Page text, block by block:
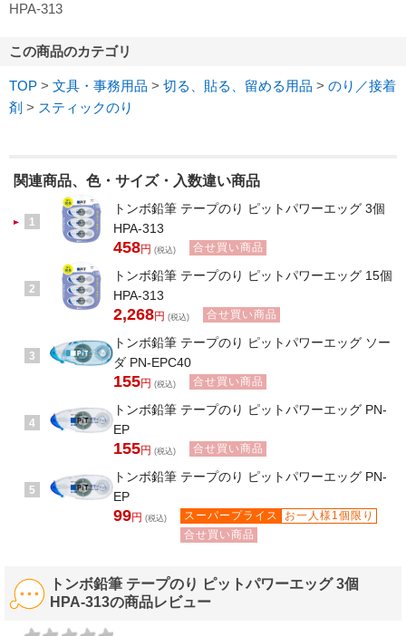
HPA-313
この商品のカテゴリ
TOP > 文具・事務用品 > 切る、貼る、留める用品 > のり／接着
剤 > スティックのり
関連商品、色・サイズ・入数違い商品
1
トンボ鉛筆 テープのり ピットパワーエッグ 3個
HPA-313
458円 (税込) 合せ買い商品
2
トンボ鉛筆 テープのり ピットパワーエッグ 15個
HPA-313
2,268円 (税込) 合せ買い商品
3
トンボ鉛筆 テープのり ピットパワーエッグ ソー
ダ PN-EPC40
155円 (税込) 合せ買い商品
4
トンボ鉛筆 テープのり ピットパワーエッグ PN-
EP
155円 (税込) 合せ買い商品
5
トンボ鉛筆 テープのり ピットパワーエッグ PN-
EP
99円 (税込) スーパープライス
お一人様1個限り
合せ買い商品
トンボ鉛筆 テープのり ピットパワーエッグ 3個
HPA-313の商品レビュー